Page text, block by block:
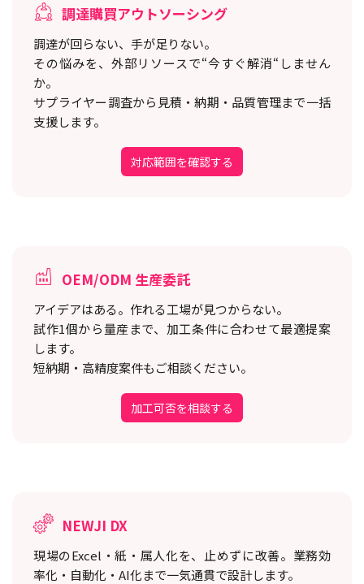
調達購買アウトソーシング
調達が回らない、手が足りない。
その悩みを、外部リソースで“今すぐ解消“しません
か。
サプライヤー調査から見積・納期・品質管理まで一括
支援します。
対応範囲を確認する
OEM/ODM 生産委託
アイデアはある。作れる工場が見つからない。
試作1個から量産まで、加工条件に合わせて最適提案
します。
短納期・高精度案件もご相談ください。
加工可否を相談する
NEWJI DX
現場のExcel・紙・属人化を、止めずに改善。 業務効
率化・自動化・AI化まで一気通貫で設計します。